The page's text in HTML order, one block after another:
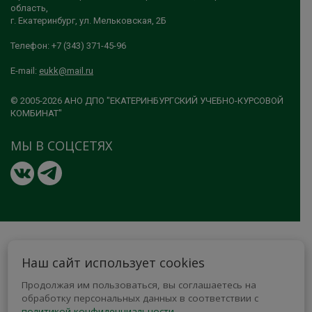
область,
г. Екатеринбург, ул. Мельковская, 2Б
Телефон: +7 (343) 371-45-96
E-mail: eukk@mail.ru
© 2005-2026 АНО ДПО "ЕКАТЕРИНБУРГСКИЙ УЧЕБНО-КУРСОВОЙ
КОМБИНАТ"
МЫ В СОЦСЕТЯХ
Наш сайт использует cookies
Продолжая им пользоваться, вы соглашаетесь на
обработку персональных данных в соответствии с